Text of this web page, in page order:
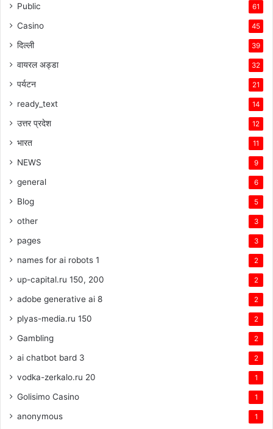
Public 61
Casino 45
दिल्ली 39
वायरल अड्डा 32
पर्यटन 21
ready_text 14
उत्तर प्रदेश 12
भारत 11
NEWS 9
general 6
Blog 5
other 3
pages 3
names for ai robots 1 2
up-capital.ru 150, 200 2
adobe generative ai 8 2
plyas-media.ru 150 2
Gambling 2
ai chatbot bard 3 2
vodka-zerkalo.ru 20 1
Golisimo Casino 1
anonymous 1